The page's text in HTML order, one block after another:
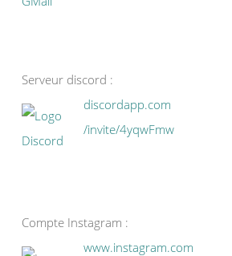
Serveur discord :
discordapp.com
/invite/4yqwFmw
Compte Instagram :
www.instagram.com